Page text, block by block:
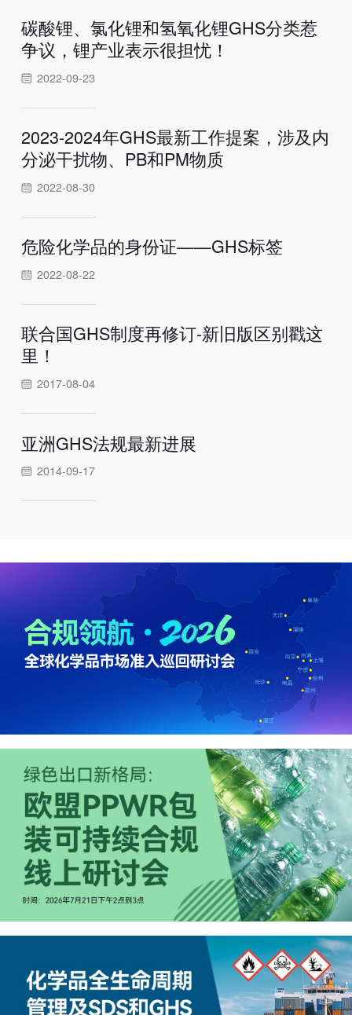
碳酸锂、氯化锂和氢氧化锂GHS分类惹
争议，锂产业表示很担忧！
2022-09-23
2023-2024年GHS最新工作提案，涉及内
分泌干扰物、PB和PM物质
2022-08-30
危险化学品的身份证——GHS标签
2022-08-22
联合国GHS制度再修订-新旧版区别戳这
里！
2017-08-04
亚洲GHS法规最新进展
2014-09-17